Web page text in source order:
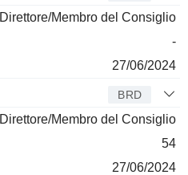
Direttore/Membro del Consiglio
-
27/06/2024
BRD
Direttore/Membro del Consiglio
54
27/06/2024